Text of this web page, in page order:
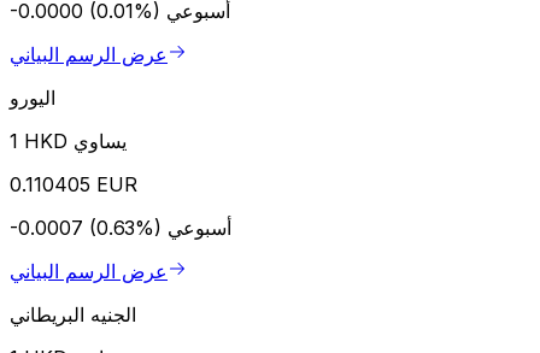
-0.0000 (0.01%) أسبوعي
عرض الرسم البياني
اليورو
1 HKD يساوي
0.110405 EUR
-0.0007 (0.63%) أسبوعي
عرض الرسم البياني
الجنيه البريطاني